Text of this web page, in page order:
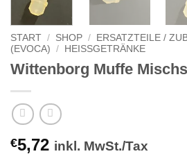
START / SHOP / ERSATZTEILE /
(EVOCA)
/ HEISSGETRÄNKE
Wittenborg Muffe
€5,72 inkl. MwSt./Tax